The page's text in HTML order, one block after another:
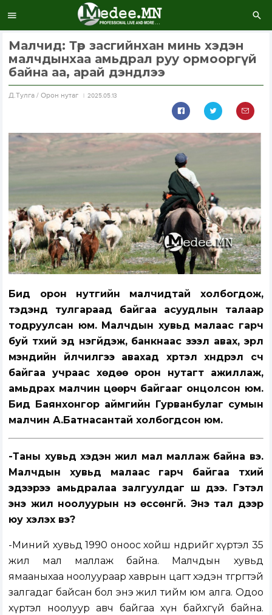
Малчид: Төр засгийнхан минь хэдэн
малчдынхаа амьдрал руу ормооргүй
байна аа, арай дэндлээ
Д.Тулга / Орон нутаг 2025.05.13
Бид орон нутгийн малчидтай холбогдож,
тэдэнд тулгараад байгаа асуудлын талаар
тодруулсан юм. Малчдын хувьд малаас гарч
буй түүхий эд үнэгүйдэж, банкнаас зээл авах, эрүүл
мэндийн үйлчилгээ авахад хүртэл хүндрэл үүсч
байгаа учраас хөдөө орон нутагт ажиллаж,
амьдрах малчин цөөрч байгааг онцолсон юм.
Бид Баянхонгор аймгийн Гурванбулаг сумын
малчин А.Батнасантай холбогдсон юм.
-Таны хувьд хэдэн жил мал маллаж байна вэ.
Малчдын хувьд малаас гарч байгаа түүхий
эдээрээ амьдралаа залгуулдаг шүү дээ. Гэтэл
энэ жил ноолуурын үнэ өссөнгүй. Энэ тал дээр
юу хэлэх вэ?
-Миний хувьд 1990 оноос хойш өнөөдрийг хүртэл 35
жил мал маллаж байна. Малчдын хувьд
ямааныхаа ноолуураар хаврын цагт хэдэн төгрөгтэй
залгадаг байсан бол энэ жил тийм юм алга. Одоо
хүртэл ноолуур авч байгаа хүн байхгүй байна.